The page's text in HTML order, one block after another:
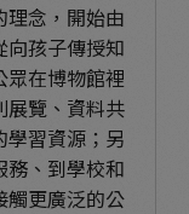
理念，開始由
向孩子傳授知
眾在博物館裡
展覽、資料共
學習資源；另
務、到學校和
觸更廣泛的公